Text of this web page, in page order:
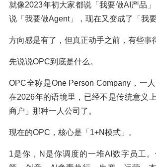
就像2023年初大家都说「我要做AI产品
说「我要做Agent」，现在又变成了「我要
方向感是有了，但真正动手之前，有些事
先说说OPC到底是什么。
OPC全称是One Person Company，一
在2026年的语境里，已经不是传统意义
商户」那种一人公司了。
现在的OPC，核心是「1+N模式」。
1是你，N是你调度的一堆AI数字员工